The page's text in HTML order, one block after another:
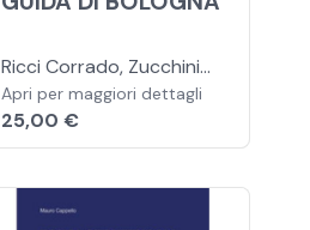
Ricci Corrado, Zucchini
Guido
Apri per maggiori dettagli
25,00 €